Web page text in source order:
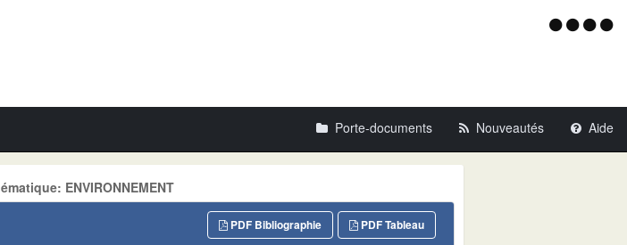
Menu
Porte-documents Nouveautés Aide
ENVIRONNEMENT
PDF Tableau
PDF Bibliographie